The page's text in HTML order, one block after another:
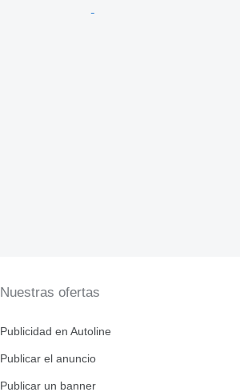
Nuestras ofertas
Publicidad en Autoline
Publicar el anuncio
Publicar un banner